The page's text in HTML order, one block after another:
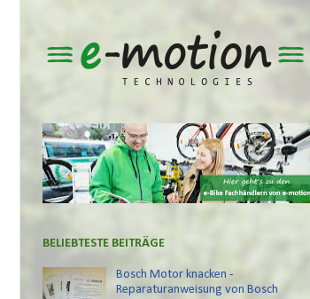
BELIEBTESTE BEITRÄGE
Bosch Motor knacken -
Reparaturanweisung von Bosch